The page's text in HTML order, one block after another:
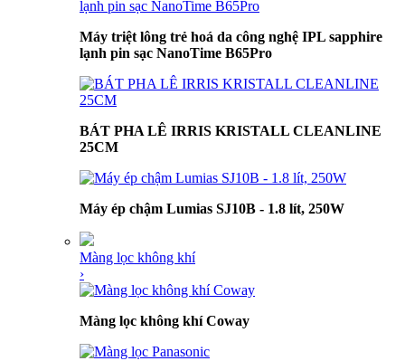
Máy triệt lông trẻ hoá da công nghệ IPL sapphire
lạnh pin sạc NanoTime B65Pro
BÁT PHA LÊ IRRIS KRISTALL CLEANLINE
25CM
Máy ép chậm Lumias SJ10B - 1.8 lít, 250W
Màng lọc không khí
›
Màng lọc không khí Coway